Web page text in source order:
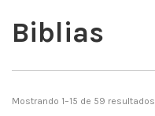
Biblias
Mostrando 1–15 de 59 resultados